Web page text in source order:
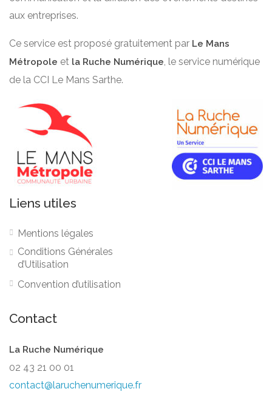
aux entreprises.
Ce service est proposé gratuitement par Le Mans
Métropole et la Ruche Numérique, le service numérique
de la CCI Le Mans Sarthe.
Liens utiles
Mentions légales
Conditions Générales
d’Utilisation
Convention d’utilisation
Contact
La Ruche Numérique
02 43 21 00 01
contact@laruchenumerique.fr